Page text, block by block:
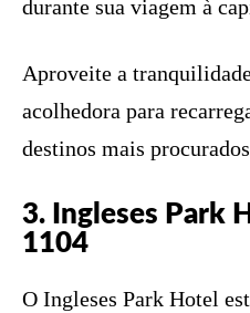
durante sua viagem à
Aproveite a
acolhedora para
destinos mais
3. Ingleses Park
1104
O Ingleses Park Hotel